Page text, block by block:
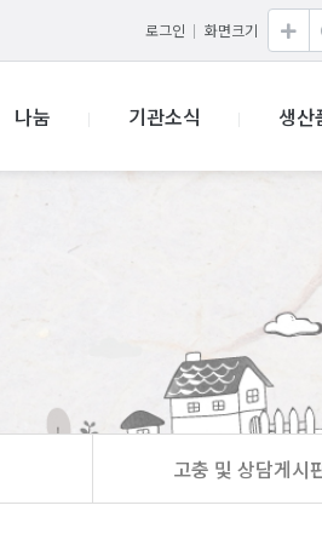
로그인 화면크기
나눔 기관소식 생산
고충 및 상담게시